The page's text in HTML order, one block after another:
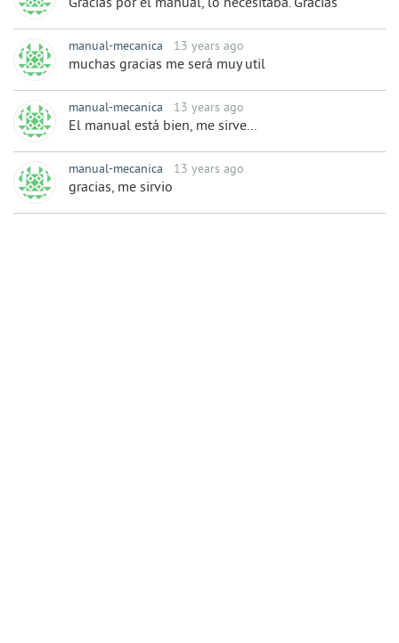
Gracias por el manual, lo necesitaba. Gracias
manual-mecanica 13 years ago
muchas gracias me será muy util
manual-mecanica 13 years ago
El manual está bien, me sirve...
manual-mecanica 13 years ago
gracias, me sirvio